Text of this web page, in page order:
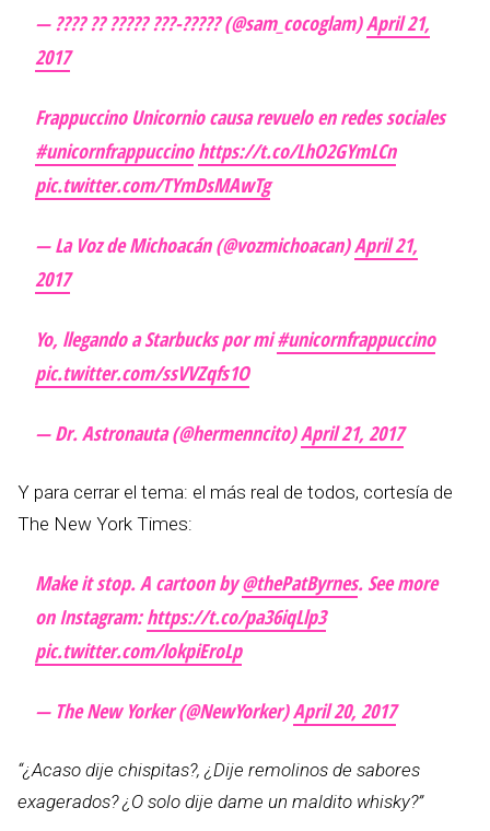
— ???? ?? ????? ???-????? (@sam_cocoglam)April 21,
2017
Frappuccino Unicornio causa revuelo en redes sociales
#unicornfrappuccino https://t.co/LhO2GYmLCn
pic.twitter.com/TYmDsMAwTg
— La Voz de Michoacán (@vozmichoacan)April 21,
2017
Yo, llegando a Starbucks por mi#unicornfrappuccino
pic.twitter.com/ssVVZqfs1O
— Dr. Astronauta (@hermenncito)April 21, 2017
Y para cerrar el tema: el más real de todos, cortesía de
The New York Times:
Make it stop. A cartoon by@thePatByrnes. See more
on Instagram:https://t.co/pa36iqLlp3
pic.twitter.com/lokpiEroLp
— The New Yorker (@NewYorker)April 20, 2017
“¿Acaso dije chispitas?, ¿Dije remolinos de sabores
exagerados? ¿O solo dije dame un maldito whisky?”